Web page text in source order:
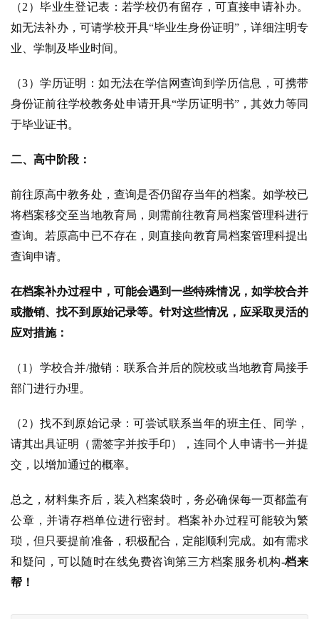
（2）毕业生登记表：若学校仍有留存，可直接申请补办。
如无法补办，可请学校开具“毕业生身份证明”，详细注明专
业、学制及毕业时间。
（3）学历证明：如无法在学信网查询到学历信息，可携带
身份证前往学校教务处申请开具“学历证明书”，其效力等同
于毕业证书。
二、高中阶段：
前往原高中教务处，查询是否仍留存当年的档案。如学校已
将档案移交至当地教育局，则需前往教育局档案管理科进行
查询。若原高中已不存在，则直接向教育局档案管理科提出
查询申请。
在档案补办过程中，可能会遇到一些特殊情况，如学校合并
或撤销、找不到原始记录等。针对这些情况，应采取灵活的
应对措施：
（1）学校合并/撤销：联系合并后的院校或当地教育局接手
部门进行办理。
（2）找不到原始记录：可尝试联系当年的班主任、同学，
请其出具证明（需签字并按手印），连同个人申请书一并提
交，以增加通过的概率。
总之，材料集齐后，装入档案袋时，务必确保每一页都盖有
公章，并请存档单位进行密封。档案补办过程可能较为繁
琐，但只要提前准备，积极配合，定能顺利完成。如有需求
和疑问，可以随时在线免费咨询第三方档案服务机构-档来
帮！